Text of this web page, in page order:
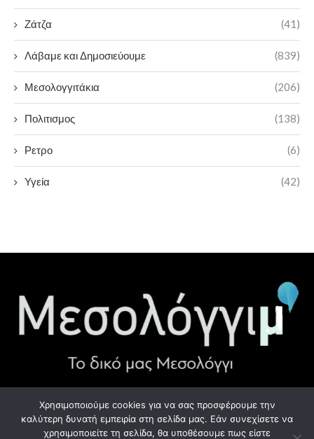
Ζάτζα (41)
Λάβαμε και Δημοσιεύουμε (839)
Μεσολογγιτάκια (206)
Πολιτισμος (138)
Ρετρο (6)
Υγεία (42)
ΧΡΉΣΙΜΑ LINK
Χρησιμοποιούμε cookies για να σας προσφέρουμε την
καλύτερη δυνατή εμπειρία στη σελίδα μας. Εάν συνεχίσετε να
χρησιμοποιείτε τη σελίδα, θα υποθέσουμε πως είστε